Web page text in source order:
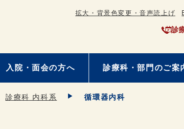
拡大・背景色変更・音声読上げ
診
入院・面会の方へ 診療科・部門のご案
診療科 内科系 循環器内科